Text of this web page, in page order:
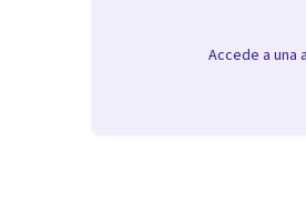
Accede a una